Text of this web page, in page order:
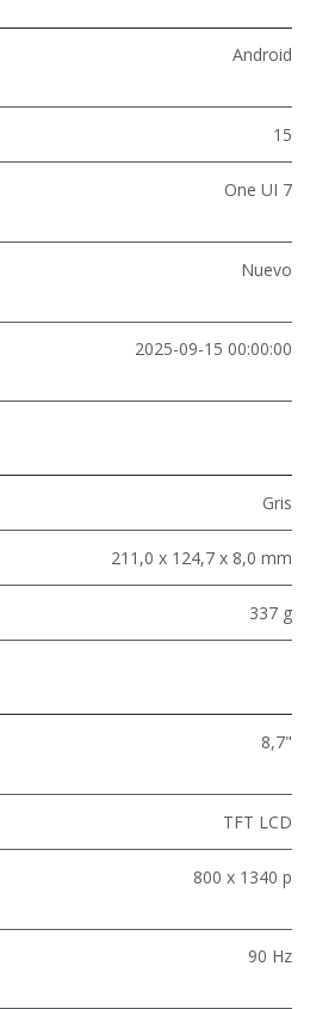
Android
15
One UI 7
Nuevo
2025-09-15 00:00:00
Gris
211,0 x 124,7 x 8,0 mm
337 g
8,7"
TFT LCD
800 x 1340 p
90 Hz